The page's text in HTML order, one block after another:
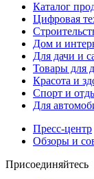
Каталог
Цифровая
Дом и
Для дачи и
Товары для
Красота и
Спорт и
Для
Пресс-центр
Обзоры и
Присоединяйтесь